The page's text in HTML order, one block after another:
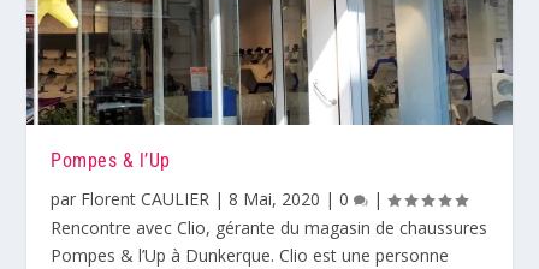
Pompes & l’Up
par Florent CAULIER |8 Mai, 2020 |0
|
Rencontre avec Clio, gérante du magasin de chaussures
Pompes & l’Up à Dunkerque. Clio est une personne